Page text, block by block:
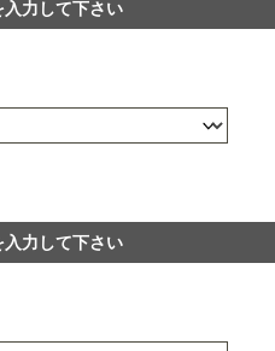
力して下さい
力して下さい